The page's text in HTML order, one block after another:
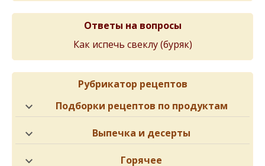
Ответы на вопросы
Как испечь свеклу (буряк)
Рубрикатор рецептов
Подборки рецептов по продуктам
Выпечка и десерты
Горячее